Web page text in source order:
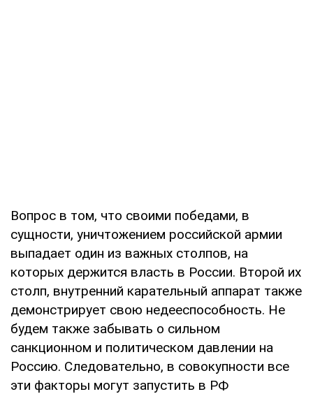
Вопрос в том, что своими победами, в
сущности, уничтожением российской армии
выпадает один из важных столпов, на
которых держится власть в России. Второй их
столп, внутренний карательный аппарат также
демонстрирует свою недееспособность. Не
будем также забывать о сильном
санкционном и политическом давлении на
Россию. Следовательно, в совокупности все
эти факторы могут запустить в РФ